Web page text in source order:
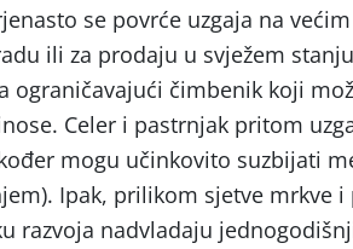
se povrće uzgaja na većim
ili za prodaju u svježem
ograničavajući čimbenik koji
Celer i pastrnjak pritom
mogu učinkovito suzbijati
Ipak, prilikom sjetve mrkve i
razvoja nadvladaju